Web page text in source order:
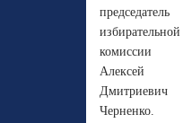
председатель
избирательной
комиссии
Алексей
Дмитриевич
Черненко.